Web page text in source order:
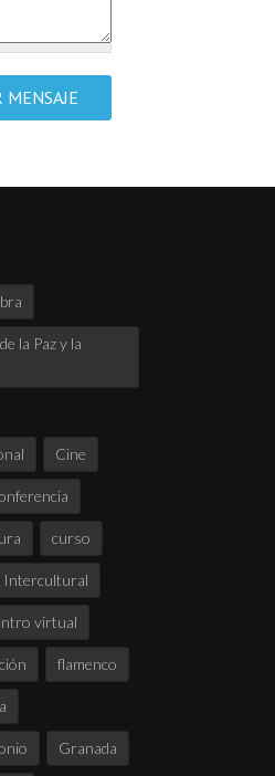
la Paz y la
Cine
curso
Intercultural
virtual
flamenco
Granada